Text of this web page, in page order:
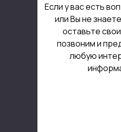
Если у вас есть
или Вы не
оставьте
позвоним и
любую